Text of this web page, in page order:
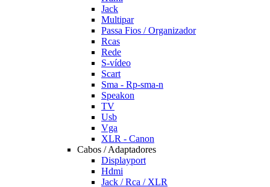
Jack
Multipar
Passa Fios / Organizador
Rcas
Rede
S-vídeo
Scart
Sma - Rp-sma-n
Speakon
TV
Usb
Vga
XLR - Canon
Cabos / Adaptadores
Displayport
Hdmi
Jack / Rca / XLR